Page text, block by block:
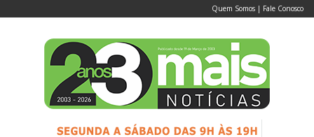
Quem Somos | Fale Conosco